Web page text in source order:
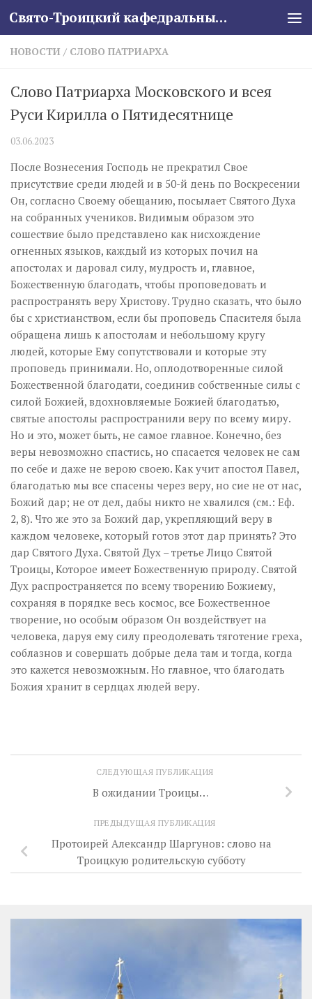
Skip to content Свято-Троицкий кафедральный собор
НОВОСТИ / СЛОВО ПАТРИАРХА
Слово Патриарха Московского и всея
Руси Кирилла о Пятидесятнице
03.06.2023
После Вознесения Господь не прекратил Свое
присутствие среди людей и в 50-й день по Воскресении
Он, согласно Своему обещанию, посылает Святого Духа
на собранных учеников. Видимым образом это
сошествие было представлено как нисхождение
огненных языков, каждый из которых почил на
апостолах и даровал силу, мудрость и, главное,
Божественную благодать, чтобы проповедовать и
распространять веру Христову. Трудно сказать, что было
бы с христианством, если бы проповедь Спасителя была
обращена лишь к апостолам и небольшому кругу
людей, которые Ему сопутствовали и которые эту
проповедь принимали. Но, оплодотворенные силой
Божественной благодати, соединив собственные силы с
силой Божией, вдохновляемые Божией благодатью,
святые апостолы распространили веру по всему миру.
Но и это, может быть, не самое главное. Конечно, без
веры невозможно спастись, но спасается человек не сам
по себе и даже не верою своею. Как учит апостол Павел,
благодатью мы все спасены через веру, но сие не от нас,
Божий дар; не от дел, дабы никто не хвалился (см.: Еф.
2, 8). Что же это за Божий дар, укрепляющий веру в
каждом человеке, который готов этот дар принять? Это
дар Святого Духа. Святой Дух – третье Лицо Святой
Троицы, Которое имеет Божественную природу. Святой
Дух распространяется по всему творению Божиему,
сохраняя в порядке весь космос, все Божественное
творение, но особым образом Он воздействует на
человека, даруя ему силу преодолевать тяготение греха,
соблазнов и совершать добрые дела там и тогда, когда
это кажется невозможным. Но главное, что благодать
Божия хранит в сердцах людей веру.
СЛЕДУЮЩАЯ ПУБЛИКАЦИЯ
В ожидании Троицы…
ПРЕДЫДУЩАЯ ПУБЛИКАЦИЯ
Протоирей Александр Шаргунов: слово на
Троицкую родительскую субботу